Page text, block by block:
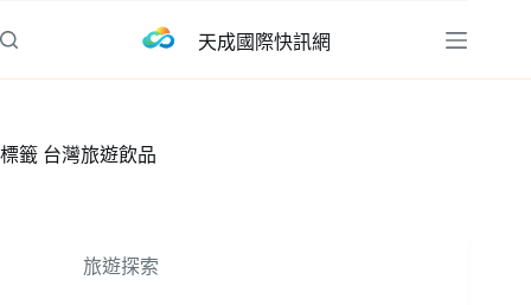
至
容
天成國際快訊網
標籤 台灣旅遊飲品
旅遊探索